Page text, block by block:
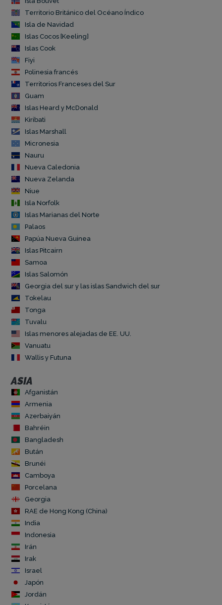
Territorio Británico del Océano Índico
Isla de Navidad
Islas Cocos [Keeling]
Islas Cook
Fiyi
Polinesia francés
Territorios Franceses del Sur
Guam
Islas Heard y McDonald
Kiribati
Islas Marshall
Micronesia
Nauru
Nueva Caledonia
Nueva Zelanda
Niue
Isla Norfolk
Islas Marianas del Norte
Palaos
Papúa Nueva Guinea
Islas Pitcairn
Samoa
Islas Salomón
Georgia del sur y las islas Sandwich del sur
Tokelau
Tonga
Tuvalu
Islas menores alejadas de EE. UU.
Vanuatu
Wallis y Futuna
ASIA
Afganistán
Armenia
Azerbaiyán
Bahréin
Bangladesh
Bután
Brunéi
Camboya
Porcelana
Georgia
RAE de Hong Kong (China)
India
Indonesia
Irán
Irak
Israel
Japón
Jordán